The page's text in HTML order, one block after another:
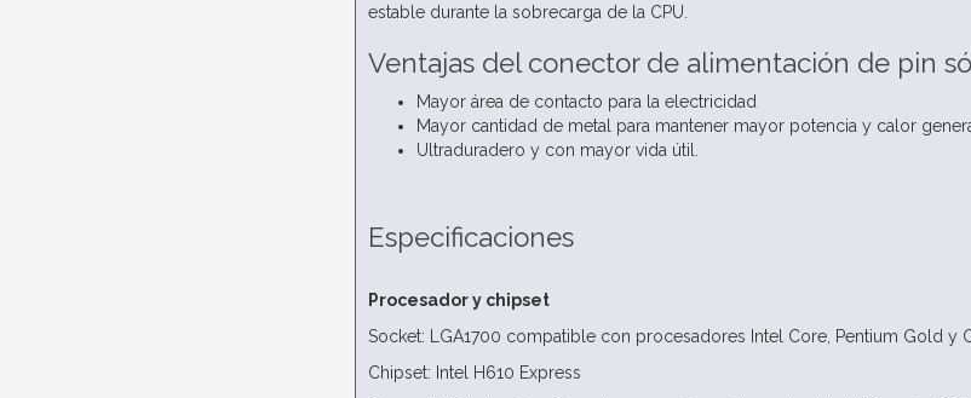
estable durante la sobrecarga de la CPU.
Ventajas del conector de alimentación de pin
Mayor área de contacto para la electricidad
Mayor cantidad de metal para mantener mayor potencia y calor
Ultraduradero y con mayor vida útil.
Especificaciones
Procesador y chipset
Socket: LGA1700 compatible con procesadores Intel Core, Pentium Gold y
Chipset: Intel H610 Express